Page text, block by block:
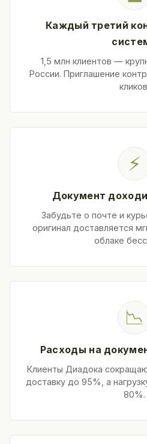
Каждый третий
1,5 млн клиентов —
России. Приглашение
⚡
Документ
Забудьте о почте и
оригинал доставляется
облаке
📉
Расходы на
Клиенты Диадока
доставку до 95%, а
80%.